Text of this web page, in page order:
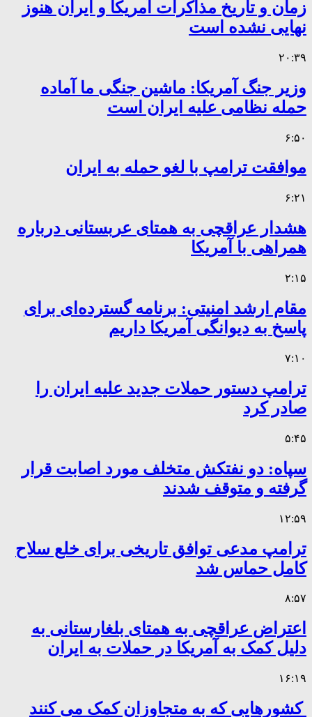
زمان و تاریخ مذاکرات آمریکا و ایران هنوز
نهایی نشده است
۲۰:۳۹
وزیر جنگ آمریکا: ماشین جنگی ما آماده
حمله نظامی علیه ایران است
۶:۵۰
موافقت ترامپ با لغو حمله به ایران
۶:۲۱
هشدار عراقچی به همتای عربستانی درباره
همراهی با آمریکا
۲:۱۵
مقام ارشد امنیتی: برنامه گسترده‌ای برای
پاسخ به دیوانگی آمریکا داریم
۷:۱۰
ترامپ دستور حملات جدید علیه ایران را
صادر کرد
۵:۴۵
سپاه: دو نفتکش متخلف مورد اصابت قرار
گرفته و متوقف شدند
۱۲:۵۹
ترامپ مدعی توافق تاریخی برای خلع سلاح
کامل حماس شد
۸:۵۷
اعتراض عراقچی به همتای بلغارستانی به
دلیل کمک به آمریکا در حملات به ایران
۱۶:۱۹
کشورهایی که به متجاوزان کمک می کنند